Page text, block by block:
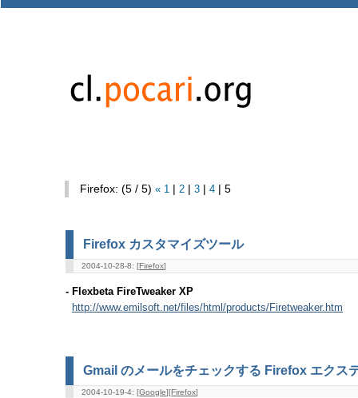
Firefox: (5 / 5) « 1| 2| 3| 4| 5
Firefox カスタマイズツール
2004-10-28-8: [Firefox]
- Flexbeta FireTweaker XP
http://www.emilsoft.net/files/html/products/Firetweaker.htm
Gmail のメールをチェックする Firefox エクス
2004-10-19-4: [Google][Firefox]